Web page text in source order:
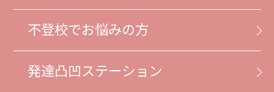
🎮親カフェセミナー🎮 第1回を開催しまし
た🌸
不登校でお悩みの方
発達凸凹ステーション